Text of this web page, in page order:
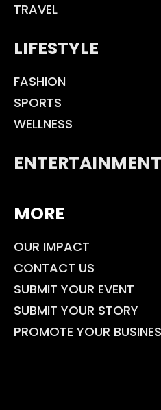
TRAVEL
LIFESTYLE
FASHION
SPORTS
WELLNESS
ENTERTAINMENT
MORE
OUR IMPACT
CONTACT US
SUBMIT YOUR EVENT
SUBMIT YOUR STORY
PROMOTE YOUR